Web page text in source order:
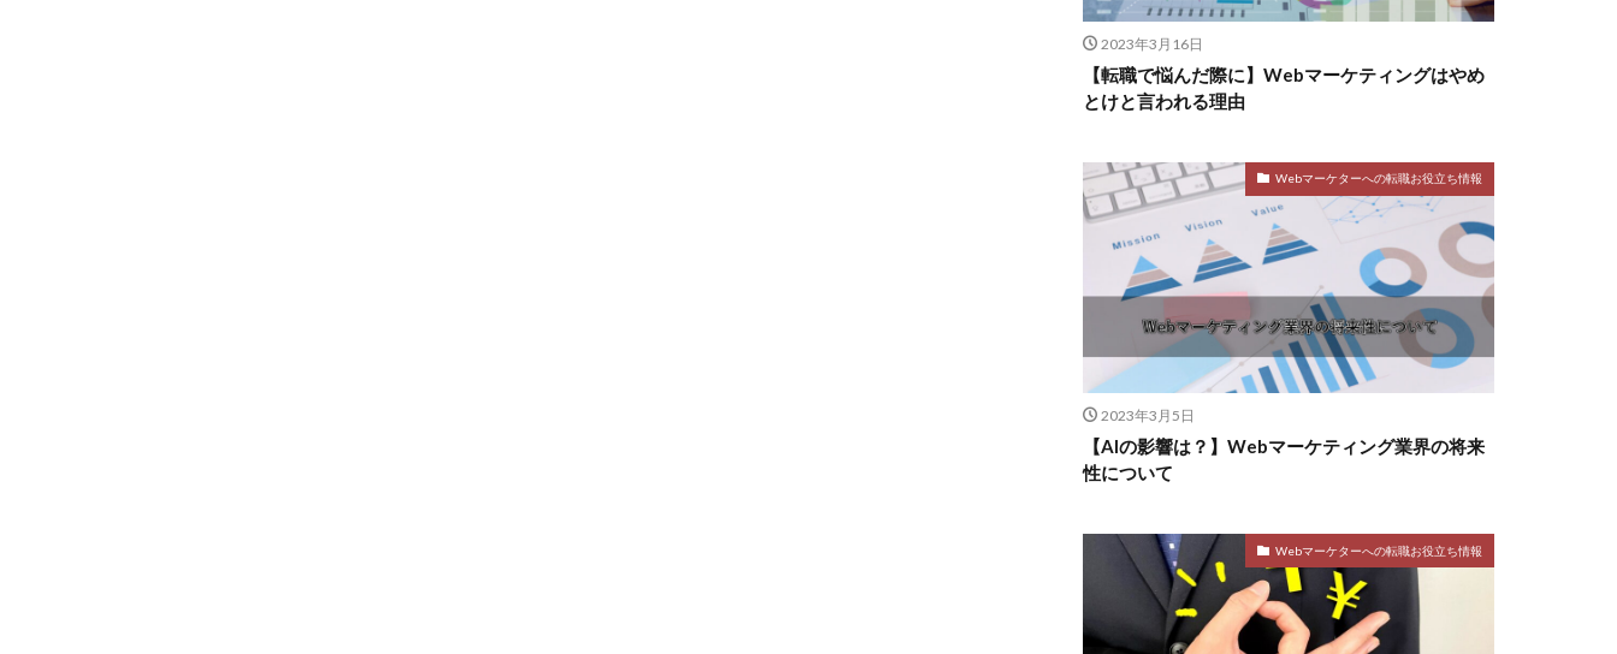
2023年3月16日
【転職で悩んだ際に】Webマーケティングはやめ
とけと言われる理由
Webマーケターへの転職お役立ち情報
2023年3月5日
【AIの影響は？】Webマーケティング業界の将来
性について
Webマーケターへの転職お役立ち情報